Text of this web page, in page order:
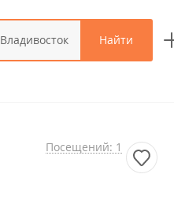
Владивосток Найти
Посещений: 1